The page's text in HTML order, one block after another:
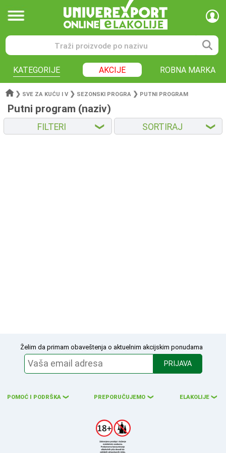
KATEGORIJE AKCIJE ROBNA MARKA
❯ SVE ZA KUĆU I V ❯ SEZONSKI PROGRA ❯ PUTNI PROGRAM
Putni program (naziv)
FILTERI ❮ SORTIRAJ ❮
Želim da primam obaveštenja o aktuelnim akcijskim ponudama
PRIJAVA
POMOĆ I PODRŠKA ❮ PREPORUČUJEMO ❮ ELAKOLIJE ❮